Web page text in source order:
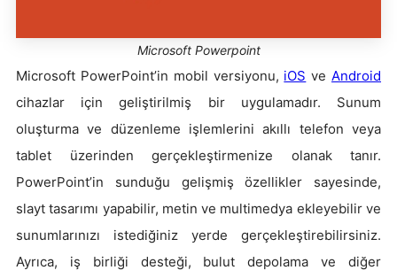
Microsoft Powerpoint
Microsoft PowerPoint’in mobil versiyonu, iOS veAndroid
cihazlar için geliştirilmiş bir uygulamadır. Sunum
oluşturma ve düzenleme işlemlerini akıllı telefon veya
tablet üzerinden gerçekleştirmenize olanak tanır.
PowerPoint’in sunduğu gelişmiş özellikler sayesinde,
slayt tasarımı yapabilir, metin ve multimedya ekleyebilir ve
sunumlarınızı istediğiniz yerde gerçekleştirebilirsiniz.
Ayrıca, iş birliği desteği, bulut depolama ve diğer